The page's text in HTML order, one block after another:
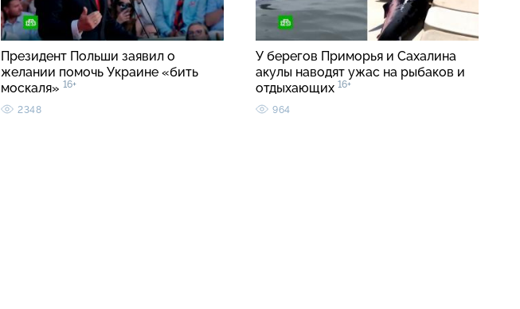
Президент Польши заявил о
желании помочь Украине «бить
москаля» 16+
2348
У берегов Приморья и Сахалина
акулы наводят ужас на рыбаков и
отдыхающих 16+
964